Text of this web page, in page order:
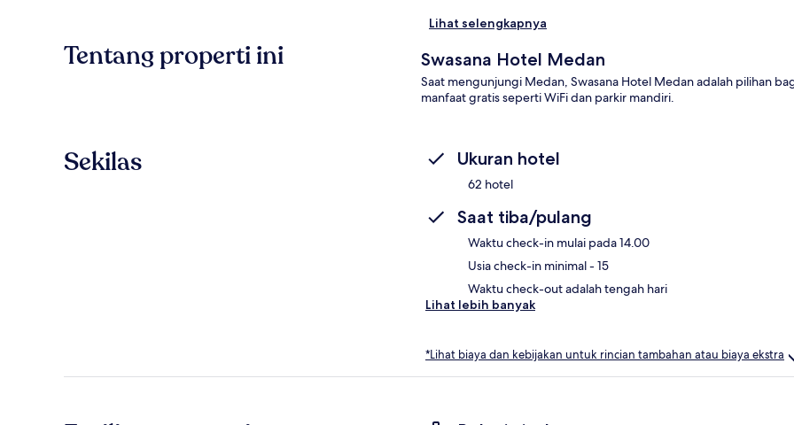
Lihat selengkapnya
Tentang properti ini Swasana Hotel Medan
Saat mengunjungi Medan, Swasana Hotel Medan adalah pilihan
manfaat gratis seperti WiFi dan parkir mandiri.
Sekilas Ukuran hotel
62 hotel
Saat tiba/pulang
Waktu check-in mulai pada 14.00
Usia check-in minimal - 15
Waktu check-out adalah tengah hari
Lihat lebih banyak
*Lihat biaya dan kebijakan untuk rincian tambahan atau biaya ekstra